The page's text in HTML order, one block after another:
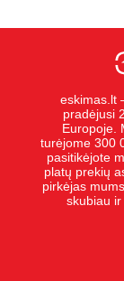
eskimas.lt
pradėjusi
Europoje.
turėjome 300
pasitikėjote
platų prekių
pirkėjas
skubiau